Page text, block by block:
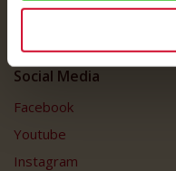
Customer Service
Social Media
Facebook
Youtube
Instagram